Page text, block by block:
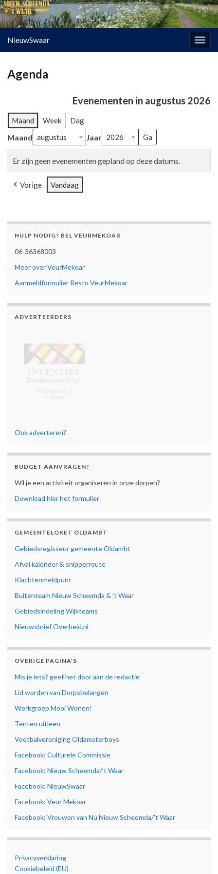
NieuwSwaar
Agenda
Evenementen in augustus 2026
Maand Week Dag
Maand Jaar
Er zijn geen evenementen gepland op deze datums.
Vorige Vandaag
HULP NODIG? BEL VEURMEKOAR
06-36368003
Meer over VeurMekoar
Aanmeldformulier Resto VeurMekoar
ADVERTEERDERS
Ook adverteren?
BUDGET AANVRAGEN?
Wil je een activiteit organiseren in onze dorpen?
Download hier het formulier
GEMEENTELOKET OLDAMBT
Gebiedsregisseur gemeente Oldambt
Afval kalender & snipperroute
Klachtenmeldpunt
Buitenteam Nieuw Scheemda & ’t Waar
Gebiedsindeling Wijkteams
Nieuwsbrief Overheid.nl
OVERIGE PAGINA’S
Mis je iets? geef het door aan de redactie
Lid worden van Dorpsbelangen
Werkgroep Mooi Wonen!
Tenten uitleen
Voetbalvereniging Oldamsterboys
Facebook: Culturele Commissie
Facebook: Nieuw Scheemda/’t Waar
Facebook: NieuwSwaar
Facebook: Veur Mekoar
Facebook: Vrouwen van Nu Nieuw Scheemda/’t Waar
Privacyverklaring
Cookiebeleid (EU)